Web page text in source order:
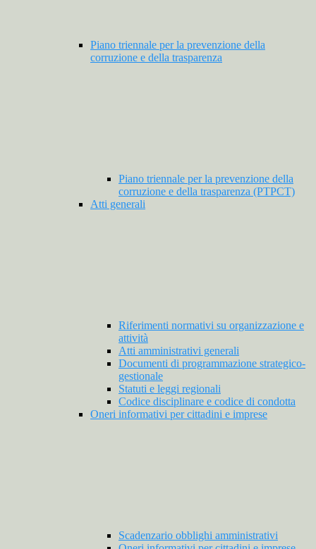
Piano triennale per la prevenzione della
corruzione e della trasparenza
Piano triennale per la prevenzione della
corruzione e della trasparenza (PTPCT)
Atti generali
Riferimenti normativi su organizzazione e
attività
Atti amministrativi generali
Documenti di programmazione strategico-
gestionale
Statuti e leggi regionali
Codice disciplinare e codice di condotta
Oneri informativi per cittadini e imprese
Scadenzario obblighi amministrativi